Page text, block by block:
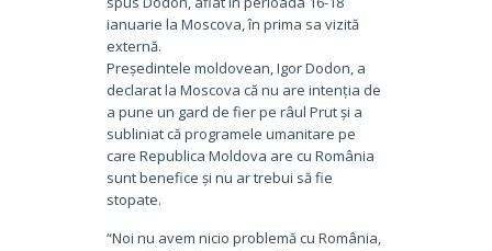
ianuarie la Moscova, în prima sa vizită
externă.
Președintele moldovean, Igor Dodon, a
declarat la Moscova că nu are intenția de
a pune un gard de fier pe râul Prut și a
subliniat că programele umanitare pe
care Republica Moldova are cu România
sunt benefice și nu ar trebui să fie
stopate.
“Noi nu avem nicio problemă cu România,